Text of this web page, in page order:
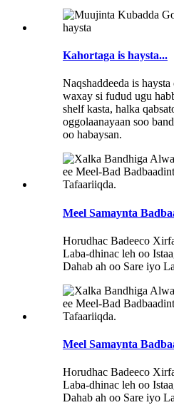
Kahortaga is haysta...
Naqshaddeeda is
waxay si fudud ugu
shelf kasta, halka
oggolaanayaan soo
oo habaysan.
Meel Samaynta
Horudhac Badeeco
Laba-dhinac leh oo
Dahab ah oo Sare iyo
Meel Samaynta
Horudhac Badeeco
Laba-dhinac leh oo
Dahab ah oo Sare iyo